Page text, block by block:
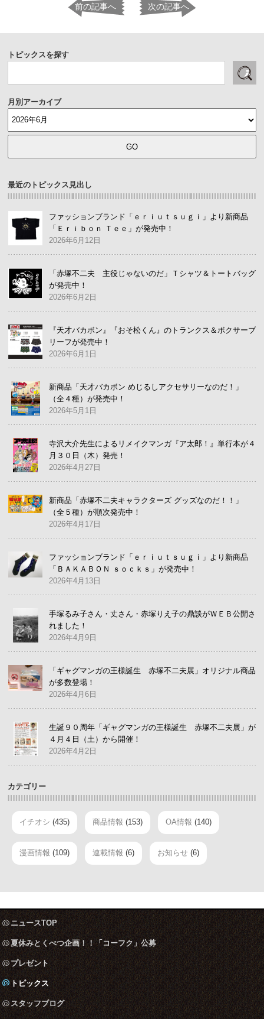
前の記事へ 次の記事へ
トピックスを探す
月別アーカイブ
最近のトピックス見出し
ファッションブランド「ｅｒｉｕｔｓｕｇｉ」より新商品
「Ｅｒｉｂｏｎ Ｔｅｅ」が発売中！
2026年6月12日
「赤塚不二夫 主役じゃないのだ」Ｔシャツ＆トートバッグ
が発売中！
2026年6月2日
『天才バカボン』『おそ松くん』のトランクス＆ボクサーブ
リーフが発売中！
2026年6月1日
新商品「天才バカボン めじるしアクセサリーなのだ！」
（全４種）が発売中！
2026年5月1日
寺沢大介先生によるリメイクマンガ『ア太郎！』単行本が４
月３０日（木）発売！
2026年4月27日
新商品「赤塚不二夫キャラクターズ グッズなのだ！！」
（全５種）が順次発売中！
2026年4月17日
ファッションブランド「ｅｒｉｕｔｓｕｇｉ」より新商品
「ＢＡＫＡＢＯＮ ｓｏｃｋｓ」が発売中！
2026年4月13日
手塚るみ子さん・丈さん・赤塚りえ子の鼎談がＷＥＢ公開さ
れました！
2026年4月9日
「ギャグマンガの王様誕生 赤塚不二夫展」オリジナル商品
が多数登場！
2026年4月6日
生誕９０周年「ギャグマンガの王様誕生 赤塚不二夫展」が
４月４日（土）から開催！
2026年4月2日
カテゴリー
イチオシ (435) 商品情報 (153) OA情報 (140)
漫画情報 (109) 連載情報 (6) お知らせ (6)
ニュースTOP
夏休みとくべつ企画！！「コーフク」公募
プレゼント
トピックス
スタッフブログ